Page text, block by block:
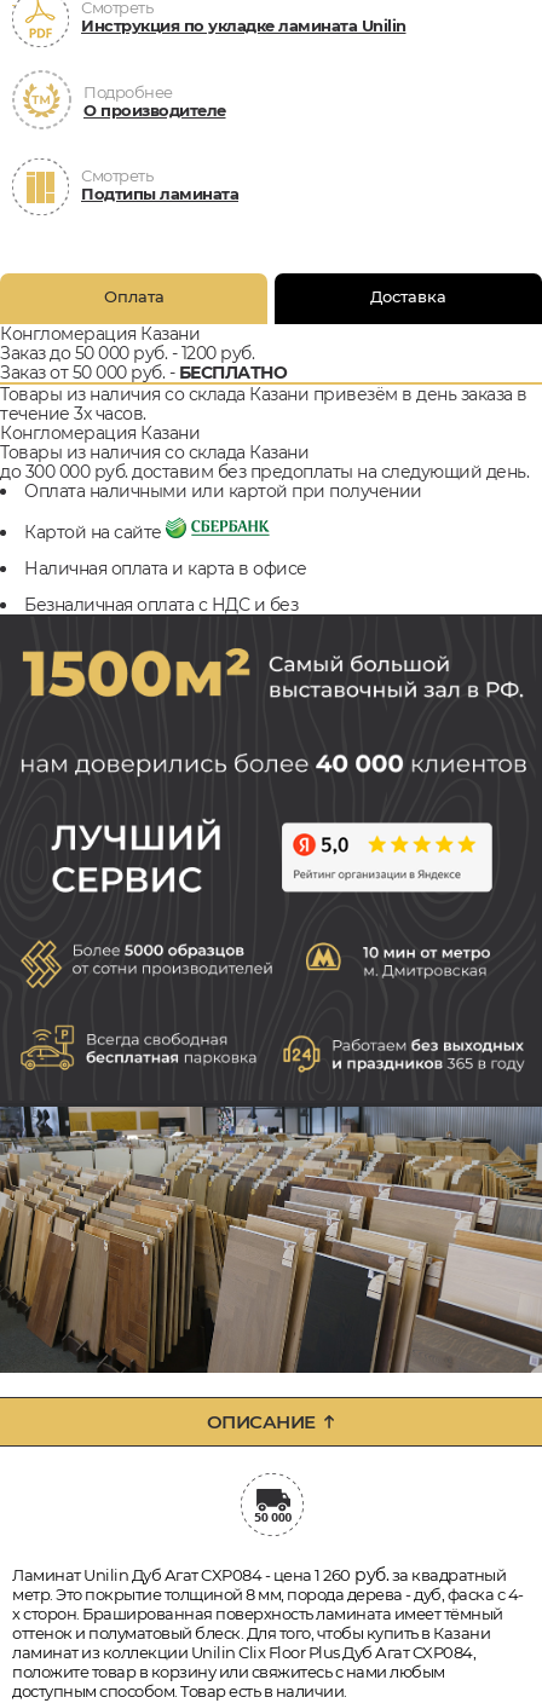
Смотреть
Инструкция по укладке ламината Unilin
Подробнее
О производителе
Смотреть
Подтипы ламината
Оплата Доставка
Конгломерация Казани
Заказ до 50 000 руб. - 1200 руб.
Заказ от 50 000 руб. - БЕСПЛАТНО
Товары из наличия со склада Казани привезём в день заказа в
течение 3х часов.
Конгломерация Казани
Товары из наличия со склада Казани
до 300 000 руб. доставим без предоплаты на следующий день.
Оплата наличными или картой при получении
Картой на сайте
Наличная оплата и карта в офисе
Безналичная оплата с НДС и без
ОПИСАНИЕ
Ламинат Unilin Дуб Агат CXP084 - цена 1 260 руб.за квадратный
метр. Это покрытие толщиной 8 мм, порода дерева - дуб, фаска с 4-
х сторон. Брашированная поверхность ламината имеет тёмный
оттенок и полуматовый блеск. Для того, чтобы купить в Казани
ламинат из коллекции Unilin Clix Floor Plus Дуб Агат CXP084,
положите товар в корзину или свяжитесь с нами любым
доступным способом. Товар есть в наличии.